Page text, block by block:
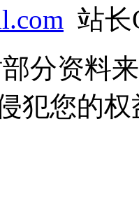
站长
分资料
犯您的